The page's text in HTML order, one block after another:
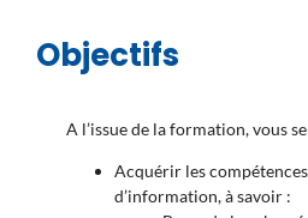
Objectifs
A l’issue de la formation, vous
Acquérir les
d’information, à savoir :